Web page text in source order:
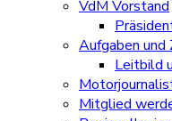
VdM Vorstand
Aufgaben und
Leitbild
Mitglied